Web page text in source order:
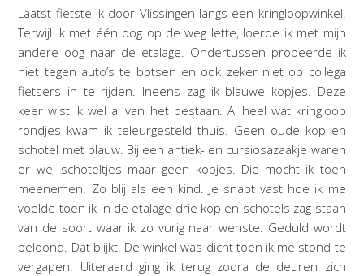
Laatst fietste ik door Vlissingen langs een kringloopwinkel.
Terwijl ik met één oog op de weg lette, loerde ik met mijn
andere oog naar de etalage. Ondertussen probeerde ik
niet tegen auto’s te botsen en ook zeker niet op collega
fietsers in te rijden. Ineens zag ik blauwe kopjes. Deze
keer wist ik wel al van het bestaan. Al heel wat kringloop
rondjes kwam ik teleurgesteld thuis. Geen oude kop en
schotel met blauw. Bij een antiek- en cursiosazaakje waren
er wel schoteltjes maar geen kopjes. Die mocht ik toen
meenemen. Zo blij als een kind. Je snapt vast hoe ik me
voelde toen ik in de etalage drie kop en schotels zag staan
van de soort waar ik zo vurig naar wenste. Geduld wordt
beloond. Dat blijkt. De winkel was dicht toen ik me stond te
vergapen. Uiteraard ging ik terug zodra de deuren zich